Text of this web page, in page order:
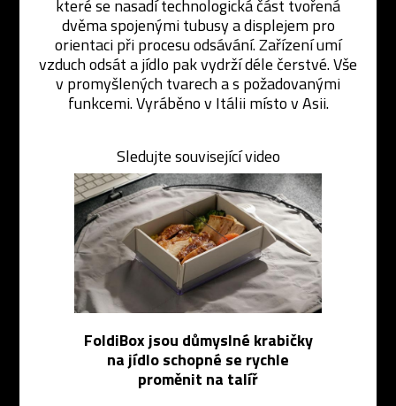
které se nasadí technologická část tvořená
dvěma spojenými tubusy a displejem pro
orientaci při procesu odsávání. Zařízení umí
vzduch odsát a jídlo pak vydrží déle čerstvé. Vše
v promyšlených tvarech a s požadovanými
funkcemi. Vyráběno v Itálii místo v Asii.
Sledujte související video
FoldiBox jsou důmyslné krabičky
na jídlo schopné se rychle
proměnit na talíř